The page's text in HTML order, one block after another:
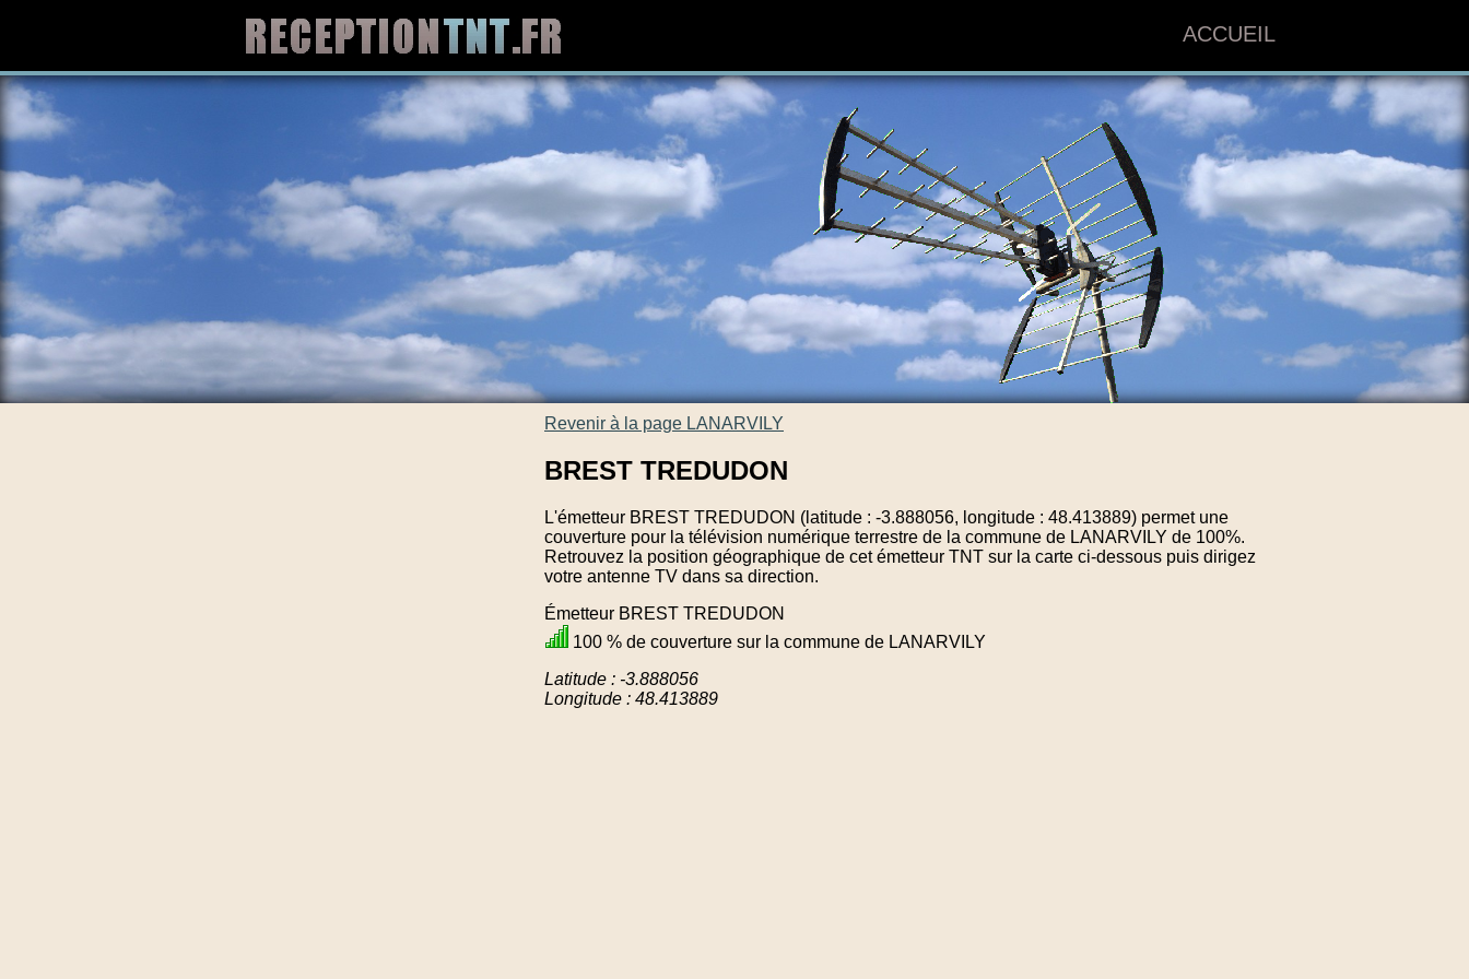
ACCUEIL
Revenir à la page LANARVILY
BREST TREDUDON
L'émetteur BREST TREDUDON (latitude : -3.888056, longitude : 48.413889) permet une
couverture pour la télévision numérique terrestre de la commune de LANARVILY de 100%.
Retrouvez la position géographique de cet émetteur TNT sur la carte ci-dessous puis dirigez
votre antenne TV dans sa direction.
Émetteur BREST TREDUDON
100 % de couverture sur la commune de LANARVILY
Latitude : -3.888056
Longitude : 48.413889